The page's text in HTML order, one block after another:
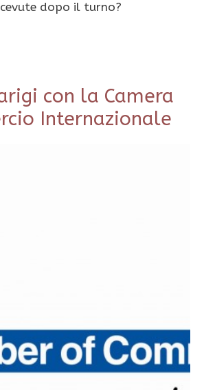
dopo il turno?
con la Camera
Internazionale